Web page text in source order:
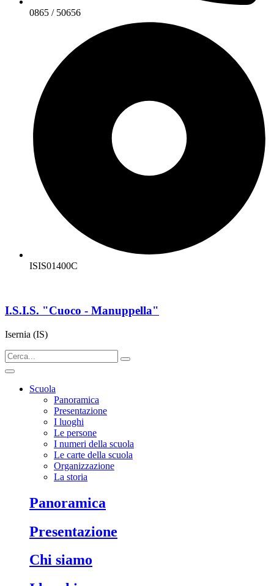
0865 / 50656
ISIS01400C
I.S.I.S. "Cuoco - Manuppella"
Isernia (IS)
Scuola
Panoramica
Presentazione
I luoghi
Le persone
I numeri della scuola
Le carte della scuola
Organizzazione
La storia
panoramica
presentazione
chi siamo